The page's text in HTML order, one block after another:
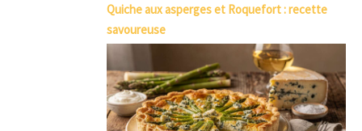
Quiche aux asperges et Roquefort : recette
savoureuse